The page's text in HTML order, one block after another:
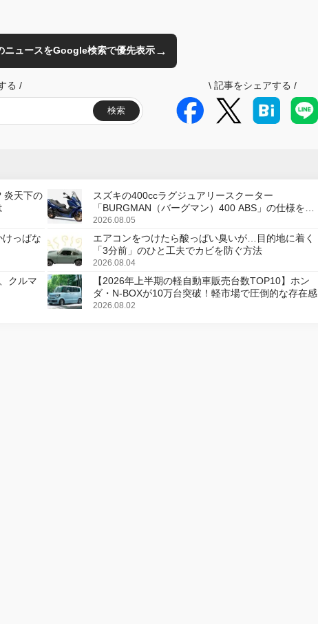
ニュースをGoogle検索で優先表示→
る /
検索
\ 記事をシェアする /
炎天下の
スズキの400ccラグジュアリースクーター
「BURGMAN（バーグマン）400 ABS」の仕様を変
更し、8月18日に発売
2026.08.05
っぱな
エアコンをつけたら酸っぱい臭いが…目的地に着く
「3分前」のひと工夫でカビを防ぐ方法
2026.08.04
クルマ
【2026年上半期の軽自動車販売台数TOP10】ホン
ダ・N-BOXが10万台突破！軽市場で圧倒的な存在感
2026.08.02